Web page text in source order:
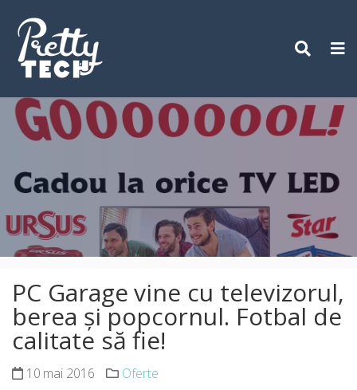
content
PC Garage vine cu televizorul,
berea și popcornul. Fotbal de
calitate să fie!
10 mai 2016 Oferte